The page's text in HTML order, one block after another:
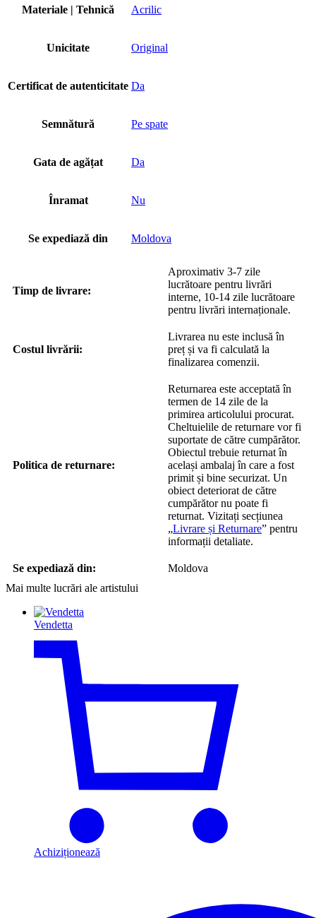
Materiale | Tehnică Acrilic
Unicitate Original
Certificat de autenticitate Da
Semnătură Pe spate
Gata de agățat Da
Înramat Nu
Se expediază din Moldova
Timp de livrare:
Aproximativ 3-7 zile
lucrătoare pentru livrări
interne, 10-14 zile lucrătoare
pentru livrări internaționale.
Costul livrării:
Livrarea nu este inclusă în
preț și va fi calculată la
finalizarea comenzii.
Politica de returnare:
Returnarea este acceptată în
termen de 14 zile de la
primirea articolului procurat.
Cheltuielile de returnare vor fi
suportate de către cumpărător.
Obiectul trebuie returnat în
același ambalaj în care a fost
primit și bine securizat. Un
obiect deteriorat de către
cumpărător nu poate fi
returnat. Vizitați secțiunea
„Livrare și Returnare” pentru
informații detaliate.
Se expediază din:
Moldova
Mai multe lucrări ale artistului
Vendetta
Achiziționează